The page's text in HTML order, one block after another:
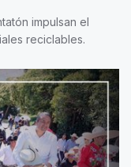
impulsan el
reciclables.